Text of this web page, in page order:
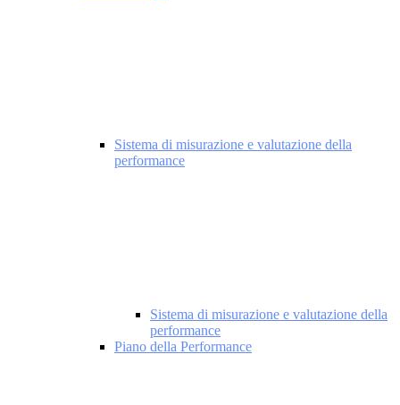
Sistema di misurazione e valutazione della
performance
Sistema di misurazione e valutazione della
performance
Piano della Performance